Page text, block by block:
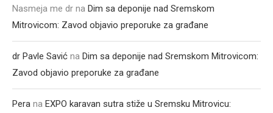
Nasmeja me dr na Dim sa deponije nad Sremskom
Mitrovicom: Zavod objavio preporuke za građane
dr Pavle Savić na Dim sa deponije nad Sremskom Mitrovicom:
Zavod objavio preporuke za građane
Pera na EXPO karavan sutra stiže u Sremsku Mitrovicu: